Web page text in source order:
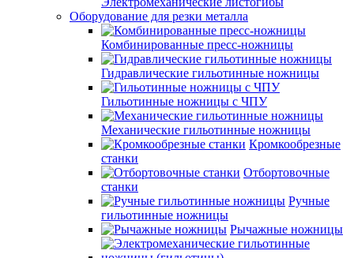
Оборудование для резки металла
Комбинированные пресс-ножницы
Гидравлические гильотинные ножницы
Гильотинные ножницы с ЧПУ
Механические гильотинные ножницы
Кромкообрезные
станки
Отбортовочные
станки
Ручные
гильотинные ножницы
Рычажные ножницы